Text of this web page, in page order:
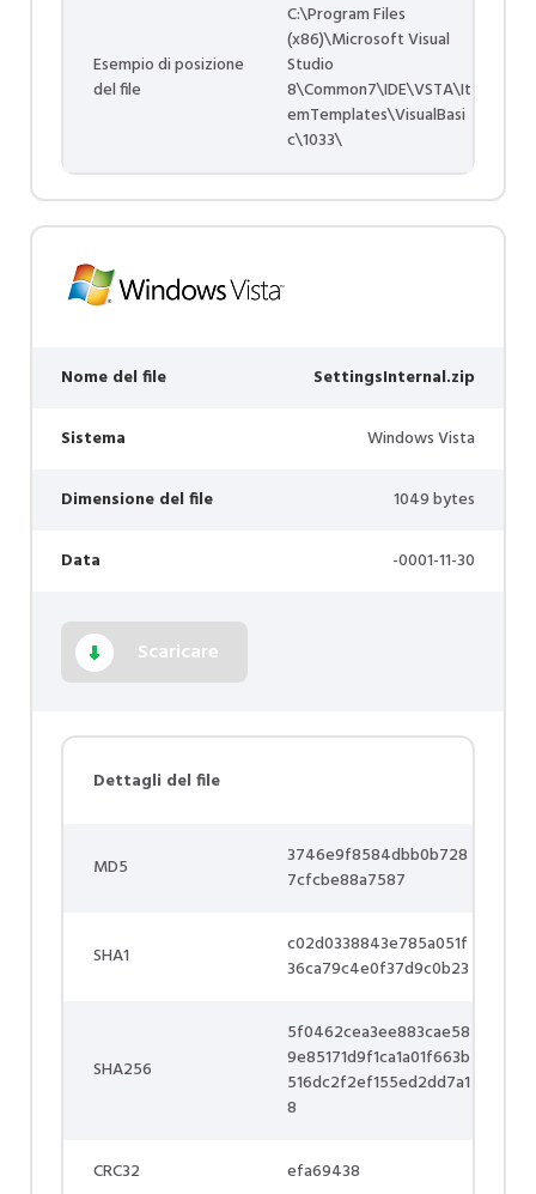
Esempio di posizione
del file
C:\Program Files
(x86)\Microsoft Visual
Studio
8\Common7\IDE\VSTA\It
emTemplates\VisualBasi
c\1033\
Nome del file SettingsInternal.zip
Sistema Windows Vista
Dimensione del file 1049 bytes
Data -0001-11-30
Scaricare
Dettagli del file
MD5
3746e9f8584dbb0b728
7cfcbe88a7587
SHA1
c02d0338843e785a051f
36ca79c4e0f37d9c0b23
SHA256
5f0462cea3ee883cae58
9e85171d9f1ca1a01f663b
516dc2f2ef155ed2dd7a1
8
CRC32 efa69438